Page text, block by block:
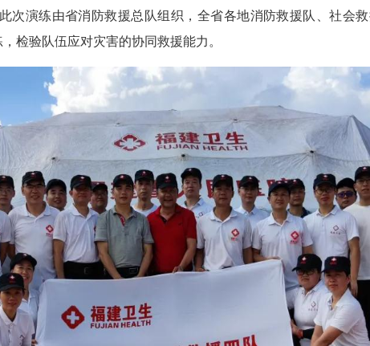
次演练由省消防救援总队组织， 全省各地消防救援队、社会
， 检验队伍应对灾害的协同救援能力。